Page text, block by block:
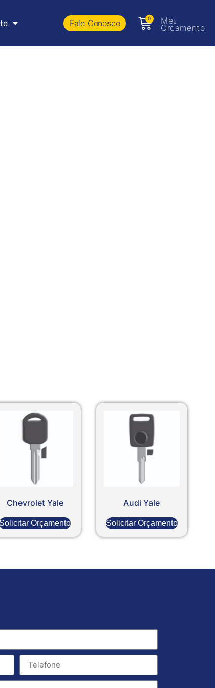
Fale Conosco 0 Meu
Orçamento
Chevrolet Yale
Orçamento
Audi Yale
Solicitar Orçamento